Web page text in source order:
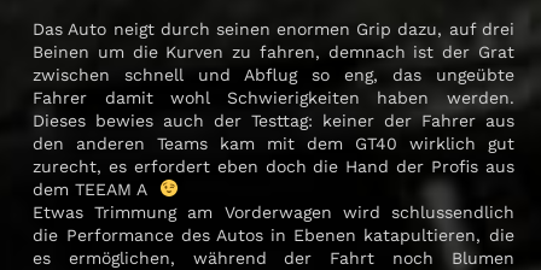
Das Auto neigt durch seinen enormen Grip dazu, auf drei
Beinen um die Kurven zu fahren, demnach ist der Grat
zwischen schnell und Abflug so eng, das ungeübte
Fahrer damit wohl Schwierigkeiten haben werden.
Dieses bewies auch der Testtag: keiner der Fahrer aus
den anderen Teams kam mit dem GT40 wirklich gut
zurecht, es erfordert eben doch die Hand der Profis aus
dem TEEAM A
Etwas Trimmung am Vorderwagen wird schlussendlich
die Performance des Autos in Ebenen katapultieren, die
es ermöglichen, während der Fahrt noch Blumen